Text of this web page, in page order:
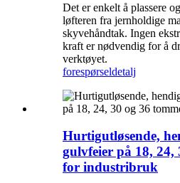
Det er enkelt å plassere
løfteren fra jernholdige
skyvehåndtak. Ingen
kraft er nødvendig for å
verktøyet.
forespørseldetalj
Hurtigutløsende,
gulvfeier på 18, 24,
for industribruk